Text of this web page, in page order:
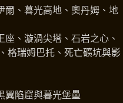
爾、暮光高地、奧丹姆、地
座、漩渦尖塔、石岩之心、
格瑞姆巴托、死亡礦坑與影
翼陷窟與暮光堡壘